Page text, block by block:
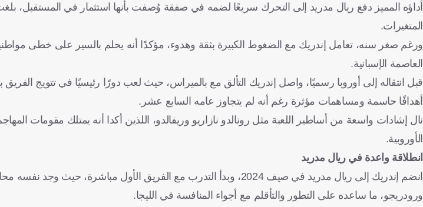
المتغيرات.
ورغم صغر سنه، تعامل إندريك مع الضغوط الكبيرة بثقة وهدوء، مؤكدًا أنه يحلم بالسير على خطى
العاصمة الإسبانية.
أهدافًا حاسمة ومساهمات مؤثرة رغم أنه لم يتجاوز عامه السابع عشر.
نال إشادات واسعة من أساطير اللعبة مثل رونالدو نازاريو وريفالدو، اللذين أكدا أنه يمتلك مقومات
الأوروبية.
انطلاقة واعدة في ريال مدريد
انضم إندريك إلى ريال مدريد في صيف 2024، وبدأ التدرب مع الفريق الأول
ورودريجو، ما ساعده على التطور والتأقلم مع أجواء المنافسة في الليجا.